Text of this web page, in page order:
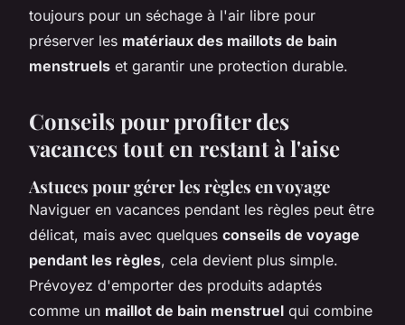
toujours pour un séchage à l'air libre pour
préserver les matériaux des maillots de bain
menstruels et garantir une protection durable.
Conseils pour profiter des
vacances tout en restant à l'aise
Astuces pour gérer les règles en voyage
Naviguer en vacances pendant les règles peut être
délicat, mais avec quelques conseils de voyage
pendant les règles, cela devient plus simple.
Prévoyez d'emporter des produits adaptés
comme un maillot de bain menstruel qui combine